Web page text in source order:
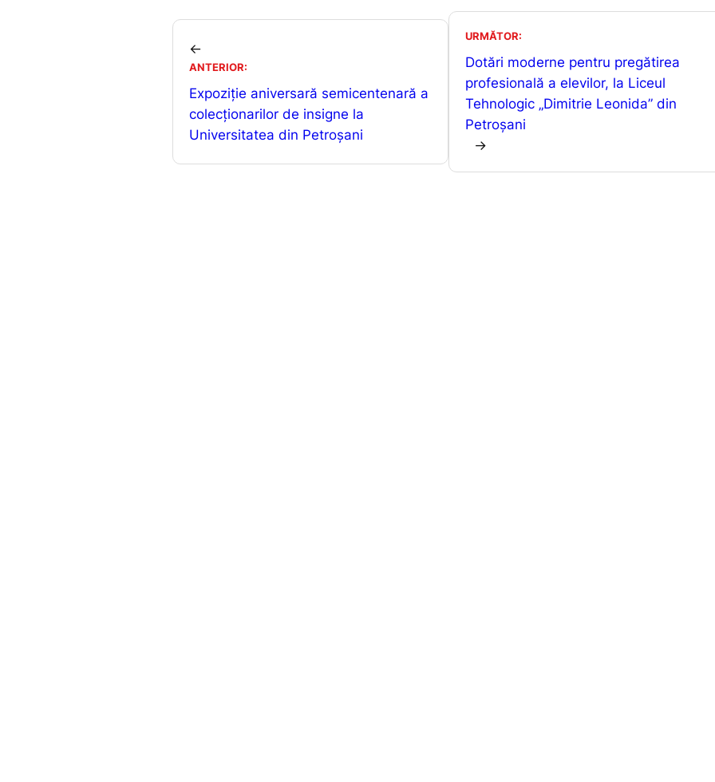
c
o
o
k
ai at
p
p
s
n
ta
←
ANTERIOR:
Expoziție aniversară semicentenară a
colecționarilor de insigne la
Universitatea din Petroșani
URMĂTOR:
Dotări moderne pentru pregătirea
profesională a elevilor, la Liceul
Tehnologic „Dimitrie Leonida” din
Petroșani
→